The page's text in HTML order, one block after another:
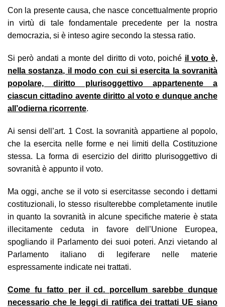
Con la presente causa, che nasce concettualmente proprio
in virtù di tale fondamentale precedente per la nostra
democrazia, si è inteso agire secondo la stessa ratio.
Si però andati a monte del diritto di voto, poiché il voto è,
nella sostanza, il modo con cui si esercita la sovranità
popolare, diritto plurisoggettivo appartenente a
ciascun cittadino avente diritto al voto e dunque anche
all’odierna ricorrente.
Ai sensi dell’art. 1 Cost. la sovranità appartiene al popolo,
che la esercita nelle forme e nei limiti della Costituzione
stessa. La forma di esercizio del diritto plurisoggettivo di
sovranità è appunto il voto.
Ma oggi, anche se il voto si esercitasse secondo i dettami
costituzionali, lo stesso risulterebbe completamente inutile
in quanto la sovranità in alcune specifiche materie è stata
illecitamente ceduta in favore dell’Unione Europea,
spogliando il Parlamento dei suoi poteri. Anzi vietando al
Parlamento italiano di legiferare nelle materie
espressamente indicate nei trattati.
Come fu fatto per il cd. porcellum sarebbe dunque
necessario che le leggi di ratifica dei trattati UE siano